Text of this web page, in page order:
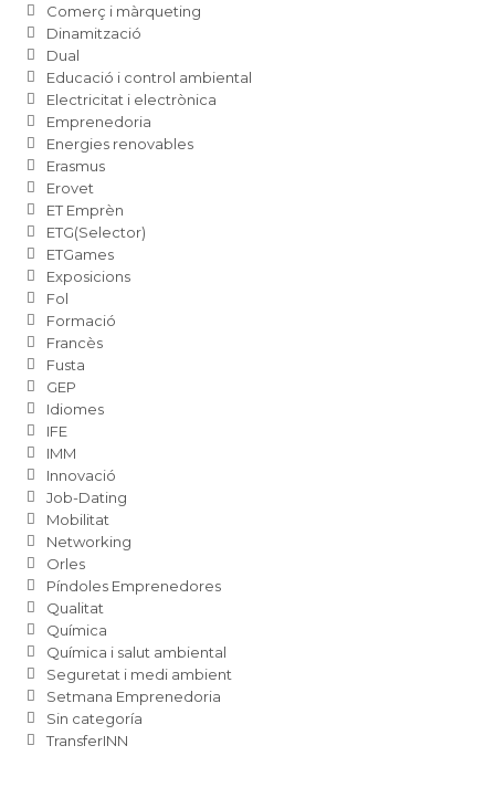
Comerç i màrqueting
Dinamització
Dual
Educació i control ambiental
Electricitat i electrònica
Emprenedoria
Energies renovables
Erasmus
Erovet
ET Emprèn
ETG(Selector)
ETGames
Exposicions
Fol
Formació
Francès
Fusta
GEP
Idiomes
IFE
IMM
Innovació
Job-Dating
Mobilitat
Networking
Orles
Píndoles Emprenedores
Qualitat
Química
Química i salut ambiental
Seguretat i medi ambient
Setmana Emprenedoria
Sin categoría
TransferINN